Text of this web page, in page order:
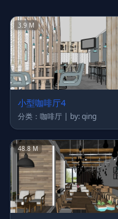
3.9 M
小型咖啡厅4
分类：咖啡厅 | by: qing
48.8 M